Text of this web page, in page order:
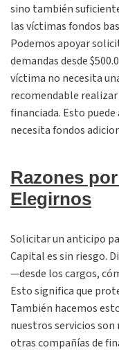
sino también
las víctimas fondos
Podemos apoyar
demandas desde
víctima no necesita
recomendable
financiada. Esto
necesita fondos
Razones
Elegirnos
Solicitar un anticipo
Capital es sin riesgo.
—desde los cargos,
Esto significa que
También hacemos
nuestros servicios
otras compañías de